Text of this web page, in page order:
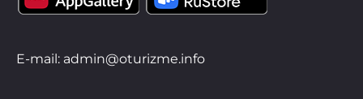
E-mail: admin@oturizme.info